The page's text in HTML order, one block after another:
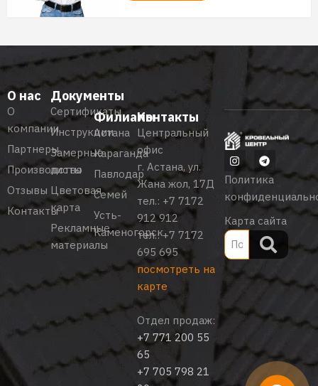
О нас
О
компании
Партнеры
Производство
Отзывы
Контакты
Документы
Сертификаты
Инструкции
Замерные
листы
Цветовая
карта
Рекламные
материалы
Филиалы
Астана
Караганда
Павлодар
Семей
Усть-
Каменогорск
Контакты
Центральный
офис
г. Астана, ул.
Жана жол, 17Д
тел.: +7 7172
912 912
тел.:+7 7172
695 695
посмотреть на
карте
Отдел продаж:
+7 771 200 55
65
+7 705 798 21
Политика
Карта сайта